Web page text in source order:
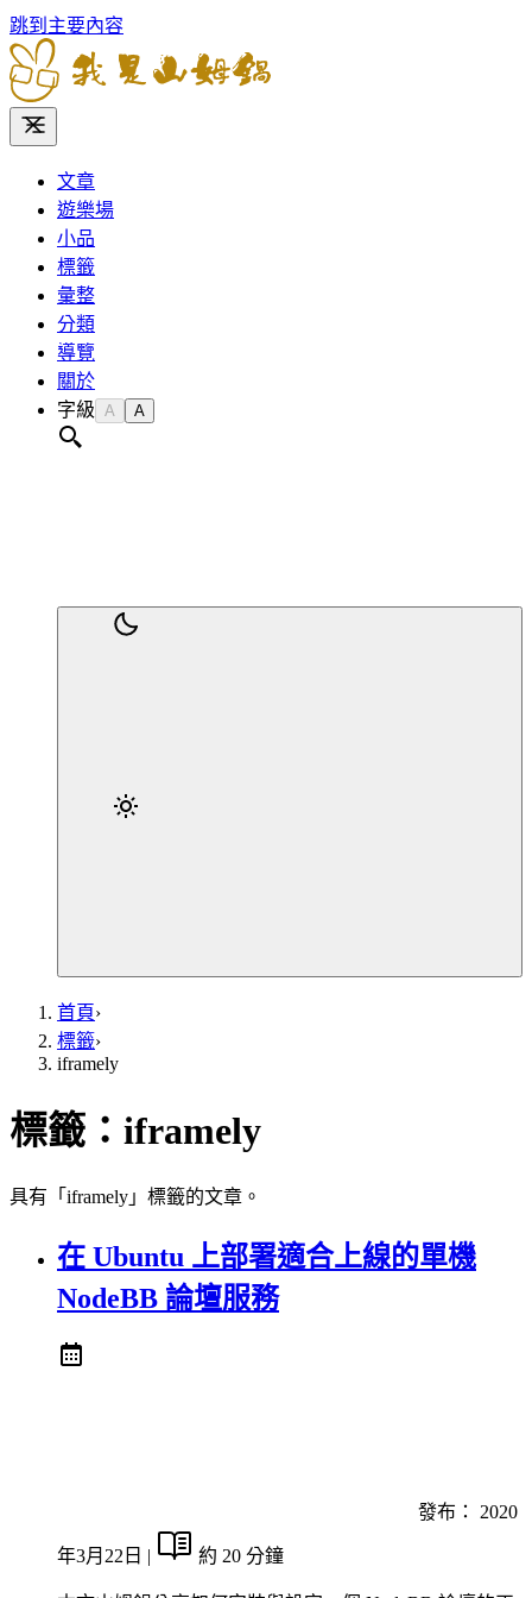
跳到主要內容
文章
遊樂場
小品
標籤
彙整
分類
導覽
關於
字級 A A
首頁›
標籤›
iframely
標籤： iframely
具有「iframely」標籤的文章。
在 Ubuntu 上部署適合上線的單機
NodeBB 論壇服務
發布： 2020
年3月22日 | 約 20 分鐘